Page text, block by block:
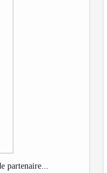
partenaire...